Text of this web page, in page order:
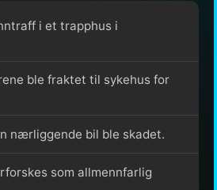
i et trapphus i
ble fraktet til sykehus for
nærliggende bil ble skadet.
som allmennfarlig